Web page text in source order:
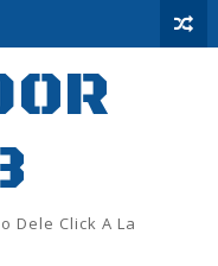
Dele Click A La